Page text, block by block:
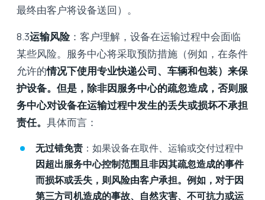
最终由客户将设备送回）。
8.3运输风险：客户理解，设备在运输过程中会面临
某些风险。服务中心将采取预防措施（例如，在条件
允许的情况下使用专业快递公司、车辆和包装）来保
护设备。但是，除非因服务中心的疏忽造成，否则服
务中心对设备在运输过程中发生的丢失或损坏不承担
责任。 具体而言：
无过错免责 ：如果设备在取件、运输或交付过程中
因超出服务中心控制范围且非因其疏忽造成的事件
而损坏或丢失，则风险由客户承担。例如，对于因
第三方司机造成的事故、自然灾害、不可抗力或运